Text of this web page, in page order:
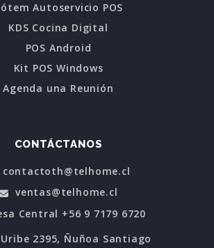
Autoservicio POS
KDS Cocina Digital
POS Android
Kit POS Windows
Agenda una Reunión
CONTÁCTANOS
contactoth@telhome.cl
ventas@telhome.cl
Central +56 9 7179 6720
2395, Ñuñoa Santiago